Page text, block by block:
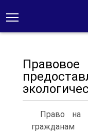
Право на